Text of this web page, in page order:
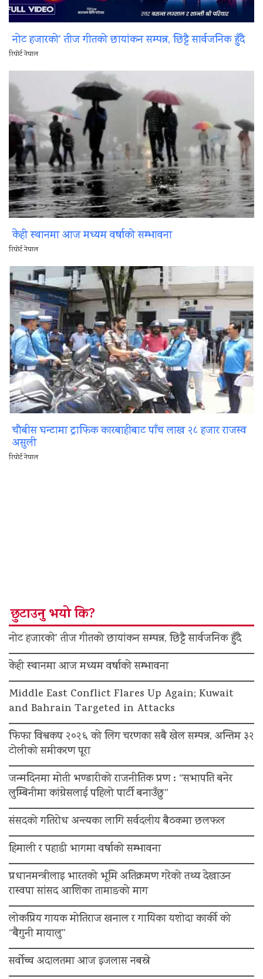
नोट हजारको’ तीज गीतको छायांकन सम्पन्न, छिट्टै सार्वजनिक हुँदै
रिपोर्ट नेपाल
केही स्थानमा आज मध्यम वर्षाको सम्भावना
रिपोर्ट नेपाल
चौबीस घन्टामा ट्राफिक कारबाहीबाट पाँच लाख २८ हजार राजस्व
असुली
रिपोर्ट नेपाल
छुटाउनु भयो कि?
नोट हजारको’ तीज गीतको छायांकन सम्पन्न, छिट्टै सार्वजनिक हुँदै
केही स्थानमा आज मध्यम वर्षाको सम्भावना
Middle East Conflict Flares Up Again; Kuwait
and Bahrain Targeted in Attacks
फिफा विश्वकप २०२६ को लिग चरणका सबै खेल सम्पन्न, अन्तिम ३२
टोलीको समीकरण पूरा
जन्मदिनमा मोती भण्डारीको राजनीतिक प्रण : “सभापति बनेर
लुम्बिनीमा कांग्रेसलाई पहिलो पार्टी बनाउँछु”
संसदको गतिरोध अन्त्यका लागि सर्वदलीय बैठकमा छलफल
हिमाली र पहाडी भागमा वर्षाको सम्भावना
प्रधानमन्त्रीलाइ भारतको भूमि अतिक्रमण गरेको तथ्य देखाउन
रास्वपा सांसद आशिका तामाङको माग
लोकप्रिय गायक मोतिराज खनाल र गायिका यशोदा कार्की को
“बैगुनी मायालु”
सर्वोच्च अदालतमा आज इजलास नबस्ने